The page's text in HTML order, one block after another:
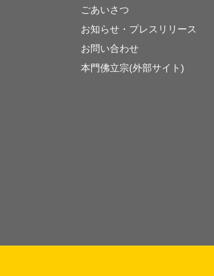
ごあいさつ
お知らせ・プレスリリース
お問い合わせ
本門佛立宗(外部サイト)